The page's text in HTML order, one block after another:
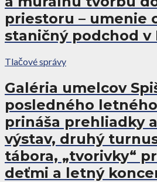
priestoru – umenie
staničný podchod v
Tlačové správy
Galéria umelcov
posledného
prináša prehliadky
výstav, druhý
tábora, „tvorivky“
deťmi a letný